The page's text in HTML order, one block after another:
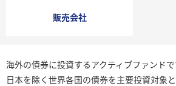
販売会社
海外の債券に投資するアクティブファンドで
日本を除く世界各国の債券を主要投資対象